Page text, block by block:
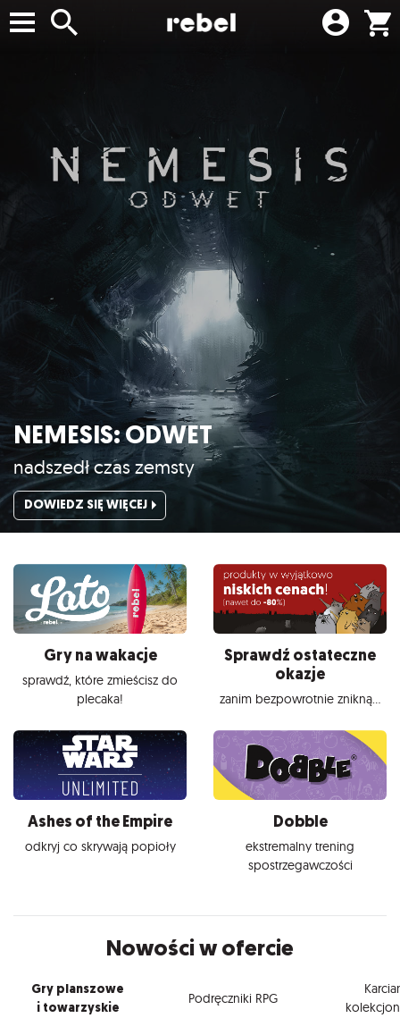
NEMESIS: ODWET
nadszedł czas zemsty
DOWIEDZ SIĘ WIĘCEJ
Gry na wakacje
sprawdź, które zmieścisz do
plecaka!
Sprawdź ostateczne
okazje
zanim bezpowrotnie znikną...
Ashes of the Empire
odkryj co skrywają popioły
Dobble
ekstremalny trening
spostrzegawczości
Nowości w ofercie
Gry planszowe
i towarzyskie
Podręczniki RPG